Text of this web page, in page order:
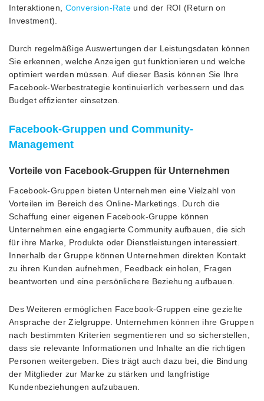
Interaktionen, Conversion-Rate und der ROI (Return on
Investment).
Durch regelmäßige Auswertungen der Leistungsdaten können
Sie erkennen, welche Anzeigen gut funktionieren und welche
optimiert werden müssen. Auf dieser Basis können Sie Ihre
Facebook-Werbestrategie kontinuierlich verbessern und das
Budget effizienter einsetzen.
Facebook-Gruppen und Community-
Management
Vorteile von Facebook-Gruppen für Unternehmen
Facebook-Gruppen bieten Unternehmen eine Vielzahl von
Vorteilen im Bereich des Online-Marketings. Durch die
Schaffung einer eigenen Facebook-Gruppe können
Unternehmen eine engagierte Community aufbauen, die sich
für ihre Marke, Produkte oder Dienstleistungen interessiert.
Innerhalb der Gruppe können Unternehmen direkten Kontakt
zu ihren Kunden aufnehmen, Feedback einholen, Fragen
beantworten und eine persönlichere Beziehung aufbauen.
Des Weiteren ermöglichen Facebook-Gruppen eine gezielte
Ansprache der Zielgruppe. Unternehmen können ihre Gruppen
nach bestimmten Kriterien segmentieren und so sicherstellen,
dass sie relevante Informationen und Inhalte an die richtigen
Personen weitergeben. Dies trägt auch dazu bei, die Bindung
der Mitglieder zur Marke zu stärken und langfristige
Kundenbeziehungen aufzubauen.